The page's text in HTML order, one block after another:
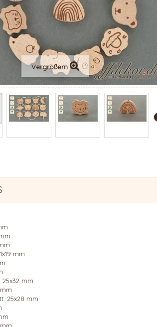
Vergrößern
mm
mm
25x28 mm